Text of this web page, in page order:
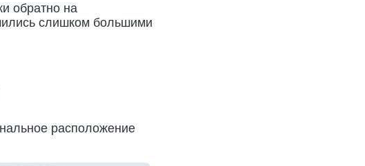
обратно на
слишком большими
расположение